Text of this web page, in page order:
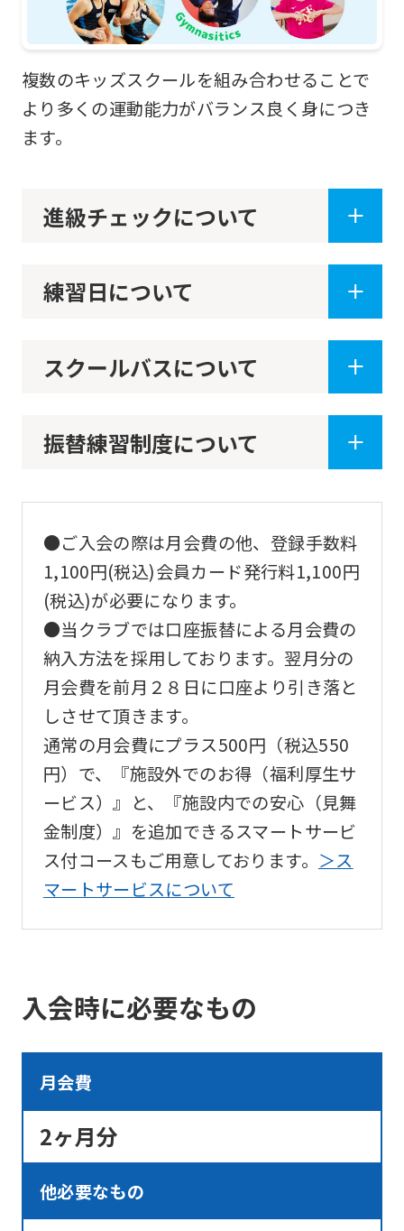
複数のキッズスクールを組み合わせることで
より多くの運動能力がバランス良く身につき
ます。
進級チェックについて
練習日について
スクールバスについて
振替練習制度について
●ご入会の際は月会費の他、登録手数料
1,100円(税込)会員カード発行料1,100円
(税込)が必要になります。
●当クラブでは口座振替による月会費の
納入方法を採用しております。翌月分の
月会費を前月２８日に口座より引き落と
しさせて頂きます。
通常の月会費にプラス500円（税込550
円）で、『施設外でのお得（福利厚生サ
ービス）』と、『施設内での安心（見舞
金制度）』を追加できるスマートサービ
ス付コースもご用意しております。 ＞ス
マートサービスについて
入会時に必要なもの
月会費
2ヶ月分
他必要なもの
to
the
top
page.
use
the
of
website
will
be
translated
mechanically,
so
it
not
be
an
accurate
translation.
The
may
from
the
original
We
that